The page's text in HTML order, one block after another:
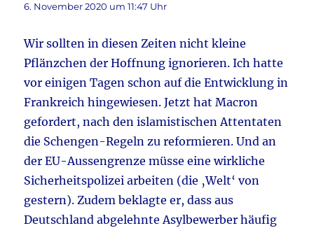
6. November 2020 um 11:47 Uhr
Wir sollten in diesen Zeiten nicht kleine
Pflänzchen der Hoffnung ignorieren. Ich hatte
vor einigen Tagen schon auf die Entwicklung in
Frankreich hingewiesen. Jetzt hat Macron
gefordert, nach den islamistischen Attentaten
die Schengen-Regeln zu reformieren. Und an
der EU-Aussengrenze müsse eine wirkliche
Sicherheitspolizei arbeiten (die ‚Welt‘ von
gestern). Zudem beklagte er, dass aus
Deutschland abgelehnte Asylbewerber häufig